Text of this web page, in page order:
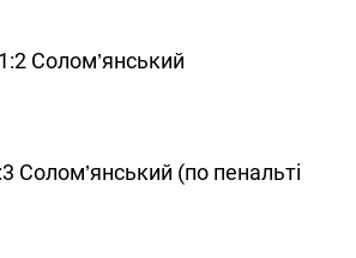
Солом’янський
Солом’янський (по пенальті